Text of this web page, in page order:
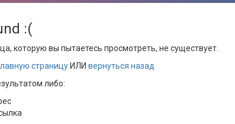
:(
которую вы пытаетесь просмотреть, не существует.
страницу ИЛИ вернуться назад
либо: